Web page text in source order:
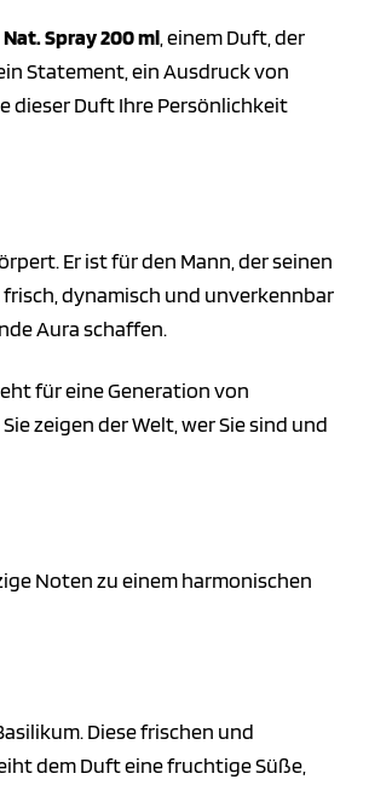
Spray 200 ml, einem Duft, der
Statement, ein Ausdruck von
dieser Duft Ihre Persönlichkeit
Er ist für den Mann, der seinen
dynamisch und unverkennbar
Aura schaffen.
für eine Generation von
zeigen der Welt, wer Sie sind und
Noten zu einem harmonischen
Diese frischen und
dem Duft eine fruchtige Süße,